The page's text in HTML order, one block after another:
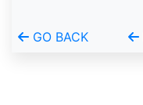
GO BACK